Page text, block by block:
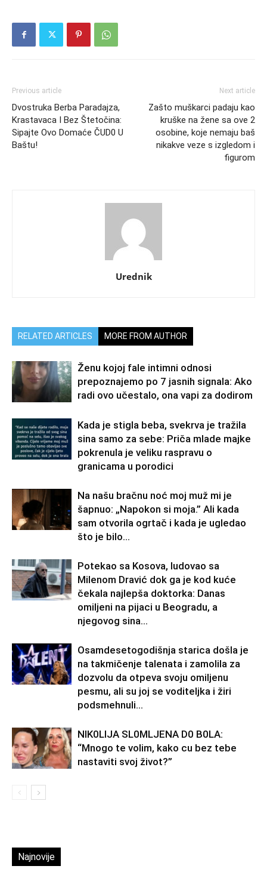
Previous article
Dvostruka Berba Paradajza,
Krastavaca I Bez Štetočina:
Sipajte Ovo Domaće ČUD0 U
Baštu!
Next article
Zašto muškarci padaju kao
kruške na žene sa ove 2
osobine, koje nemaju baš
nikakve veze s izgledom i
figurom
Urednik
RELATED ARTICLES MORE FROM AUTHOR
Ženu kojoj fale intimni odnosi
prepoznajemo po 7 jasnih signala: Ako
radi ovo učestalo, ona vapi za dodirom
Kada je stigla beba, svekrva je tražila
sina samo za sebe: Priča mlade majke
pokrenula je veliku raspravu o
granicama u porodici
Na našu bračnu noć moj muž mi je
šapnuo: „Napokon si moja.” Ali kada
sam otvorila ogrtač i kada je ugledao
što je bilo...
Potekao sa Kosova, ludovao sa
Milenom Dravić dok ga je kod kuće
čekala najlepša doktorka: Danas
omiljeni na pijaci u Beogradu, a
njegovog sina...
Osamdesetogodišnja starica došla je
na takmičenje talenata i zamolila za
dozvolu da otpeva svoju omiljenu
pesmu, ali su joj se voditeljka i žiri
podsmehnuli...
NlK0LlJA SL0MLJENA D0 B0LA:
“Mnogo te volim, kako cu bez tebe
nastaviti svoj život?”
Najnovije